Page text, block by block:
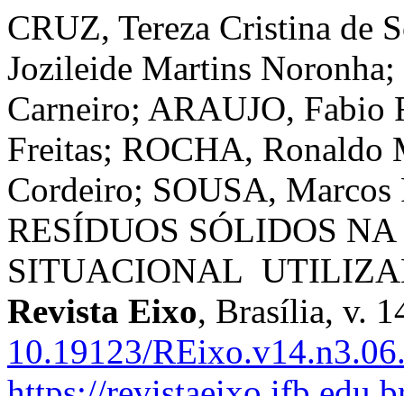
CRUZ, Tereza Cristina de
Jozileide Martins
Carneiro; ARAUJO, Fabio
Freitas; ROCHA,
Cordeiro; SOUSA,
RESÍDUOS SÓLIDOS
SITUACIONAL
Revista Eixo, Brasília, v.
10.19123/